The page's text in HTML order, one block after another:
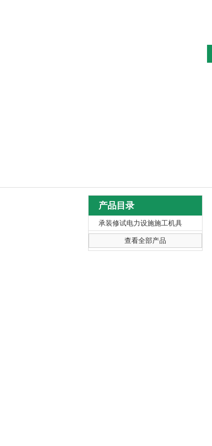
上海徐吉电气有限公司
产品目录
承装修试电力设施施工机具
查看全部产品